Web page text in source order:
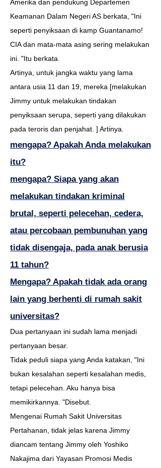
Amerika dan pendukung Departemen
Keamanan Dalam Negeri AS berkata, "Ini
seperti penyiksaan di kamp Guantanamo!
CIA dan mata-mata asing sering melakukan
ini. "Itu berkata.
Artinya, untuk jangka waktu yang lama
antara usia 11 dan 19, mereka [melakukan
Jimmy untuk melakukan tindakan
penyiksaan serupa, seperti yang dilakukan
pada teroris dan penjahat. ] Artinya.
mengapa? Apakah Anda melakukan
itu?
mengapa? Siapa yang akan
melakukan tindakan kriminal
brutal, seperti pelecehan, cedera,
atau percobaan pembunuhan yang
tidak disengaja, pada anak berusia
11 tahun?
Mengapa? Apakah tidak ada orang
lain yang berhenti di rumah sakit
universitas?
Dua pertanyaan ini sudah lama menjadi
pertanyaan besar.
Tidak peduli siapa yang Anda katakan, "Ini
bukan kesalahan seperti kesalahan medis,
tetapi pelecehan. Aku hanya bisa
memikirkannya. "Disebut.
Mengenai Rumah Sakit Universitas
Pertahanan, tidak jelas karena Jimmy
diancam tentang Jimmy oleh Yoshiko
Nakajima dari Yayasan Promosi Medis